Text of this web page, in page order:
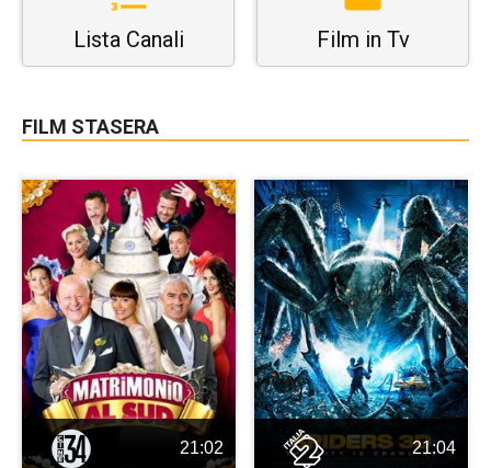
Lista Canali Film in Tv
FILM STASERA
21:02 21:04